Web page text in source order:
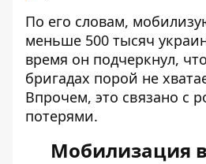
По его словам,
меньше 500 тысяч
время он подчеркнул,
бригадах порой не
Впрочем, это связано с
потерями.
Мобилизация